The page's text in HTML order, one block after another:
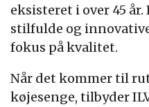
eksisteret i over 45
stilfulde og
fokus på kvalitet.
Når det kommer til
køjesenge, tilbyder